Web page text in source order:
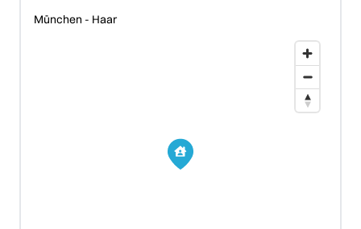
München - Haar